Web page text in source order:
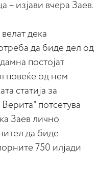
– изјави вчера Заев.
дека
да биде дел од
постојат
повеќе од нем
статија за
потсетува
Заев лично
да биде
750 илјади